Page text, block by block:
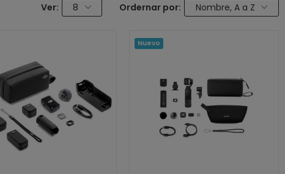
Ver: 8 Ordernar por: Nombre, A a Z
Nuevo